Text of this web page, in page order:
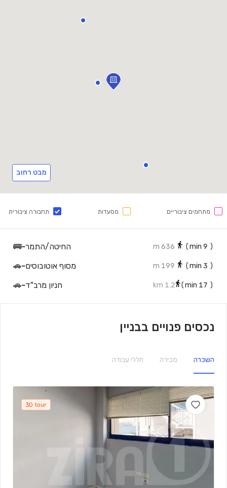
מבט רחוב
מתחמים ציבוריים מסעדות תחבורה ציבורית
(
9
636 m החיטה/התמר-
🚌
(
3
199 m מסוף אוטובוסים-
🚗
(
17
1.2 km חניון מרב"ד-
🚗
נכסים פנויים בבניין
השכרה מכירה חללי עבודה
3D tour